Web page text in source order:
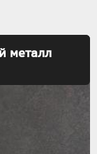
металл